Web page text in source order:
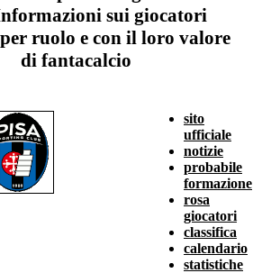
sui giocatori
ruolo e con il loro valore
di fantacalcio
sito
ufficiale
notizie
probabile
formazione
rosa
giocatori
classifica
calendario
statistiche